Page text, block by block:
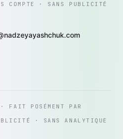
COMPTE · SANS PUBLICITÉ
· FAIT POSÉMENT PAR
· SANS ANALYTIQUE